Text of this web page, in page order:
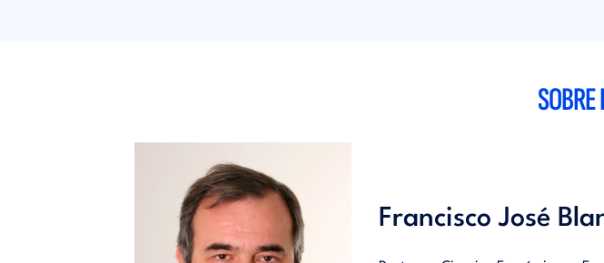
no emprender.- Error 2. Falta de
Error 4. No ser constantes.- Error 5.
Francisco José